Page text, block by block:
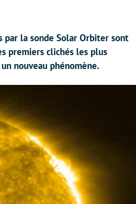
par la sonde Solar Orbiter sont
premiers clichés les plus
nouveau phénomène.